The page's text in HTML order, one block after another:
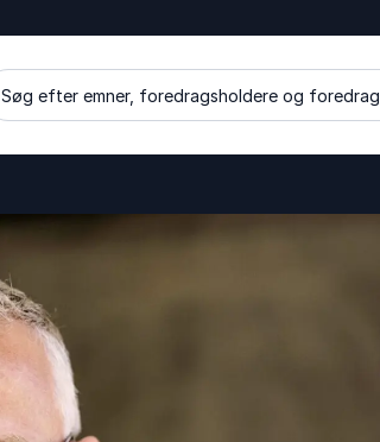
Søg efter emner, foredragsholdere og foredrag